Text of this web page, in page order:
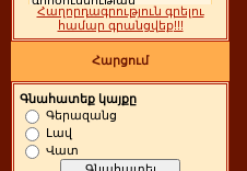
Հաղորդագրություն գրելու
համար գրանցվեք!!!
Հարցում
Գնահատեք կայքը
Գերազանց
Լավ
Վատ